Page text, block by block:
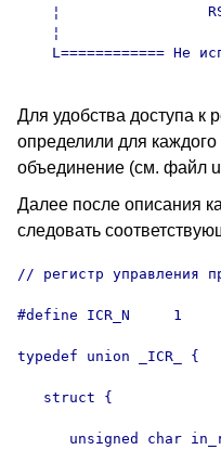
¦
    ¦
Для удобства доступа к
определили для
объединение (см. файл
Далее после описания
следовать
// регистр управления
#define ICR_N     1      //
typedef union _ICR_ {
   struct {
unsigned char